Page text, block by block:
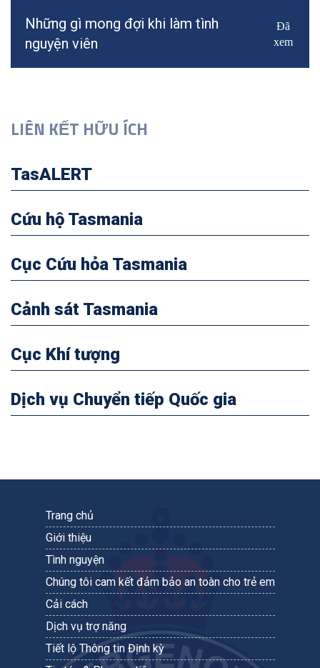
Những gì mong đợi khi làm tình
nguyện viên
Bật/Tắt
Đã
xem
LIÊN KẾT HỮU ÍCH
TasALERT
Cứu hộ Tasmania
Cục Cứu hỏa Tasmania
Cảnh sát Tasmania
Cục Khí tượng
Dịch vụ Chuyển tiếp Quốc gia
Trang chủ
Giới thiệu
Tình nguyện
Chúng tôi cam kết đảm bảo an toàn cho trẻ em
Cải cách
Dịch vụ trợ năng
Tiết lộ Thông tin Định kỳ